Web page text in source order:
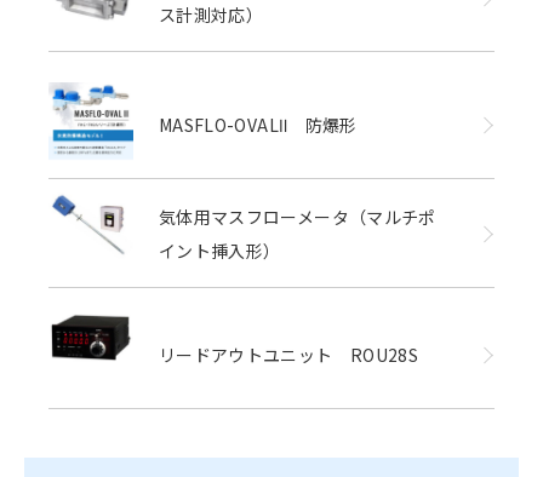
ス計測対応）
MASFLO-OVALⅡ 防爆形
気体用マスフローメータ（マルチポ
イント挿入形）
リードアウトユニット ROU28S